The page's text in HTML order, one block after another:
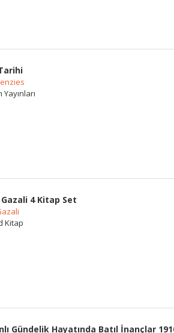
4 Kitap Set
Kitap
Gündelik Hayatında Batıl İnançlar